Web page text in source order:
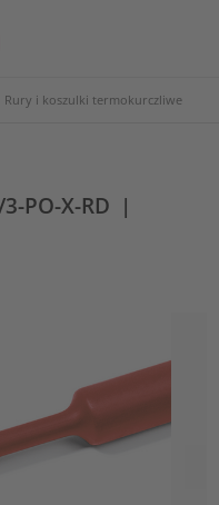
Rury i koszulki termokurczliwe
PO-X-RD |